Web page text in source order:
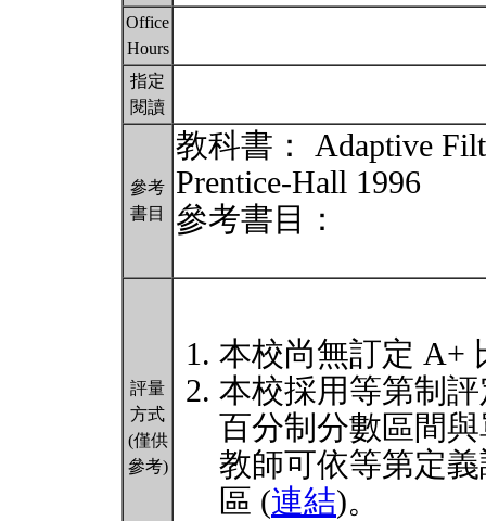
Office
Hours
指定
閱讀
參考
書目
教科書： Adaptive
Prentice-Hall 1996
參考書目：
評量
方式
(僅供
參考)
本校尚無訂定 A+
本校採用等第制
百分制分數區間
教師可依等第定
區 (連結)。